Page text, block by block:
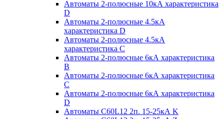
Автоматы 2-полюсные 10кА характеристика
D
Автоматы 2-полюсные 4.5кА
характеристика D
Автоматы 2-полюсные 4.5кА
характеристика С
Автоматы 2-полюсные 6кА характеристика
B
Автоматы 2-полюсные 6кА характеристика
C
Автоматы 2-полюсные 6кА характеристика
D
Автоматы C60L12 2п. 15-25кА K